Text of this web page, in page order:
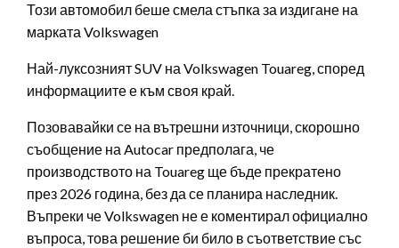
Този автомобил беше смела стъпка за издигане на
марката Volkswagen
Най-луксозният SUV на Volkswagen Touareg, според
информациите е към своя край.
Позовавайки се на вътрешни източници, скорошно
съобщение на Autocar предполага, че
производството на Touareg ще бъде прекратено
през 2026 година, без да се планира наследник.
Въпреки че Volkswagen не е коментирал официално
въпроса, това решение би било в съответствие със